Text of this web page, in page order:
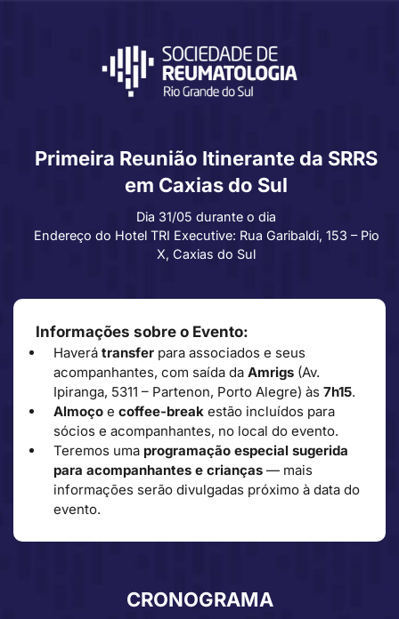
Primeira Reunião Itinerante da SRRS
em Caxias do Sul
Dia 31/05 durante o dia
Endereço do Hotel TRI Executive: Rua Garibaldi, 153 – Pio
X, Caxias do Sul
Informações sobre o Evento:
Haverá transfer para associados e seus
acompanhantes, com saída da Amrigs (Av.
Ipiranga, 5311 – Partenon, Porto Alegre) às 7h15.
Almoço e coffee-break estão incluídos para
sócios e acompanhantes, no local do evento.
Teremos uma programação especial sugerida
para acompanhantes e crianças — mais
informações serão divulgadas próximo à data do
evento.
CRONOGRAMA